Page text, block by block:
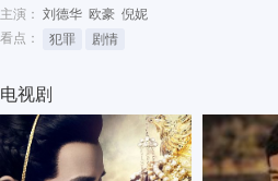
主演： 刘德华 欧豪 倪妮
看点：
犯罪 剧情
电视剧